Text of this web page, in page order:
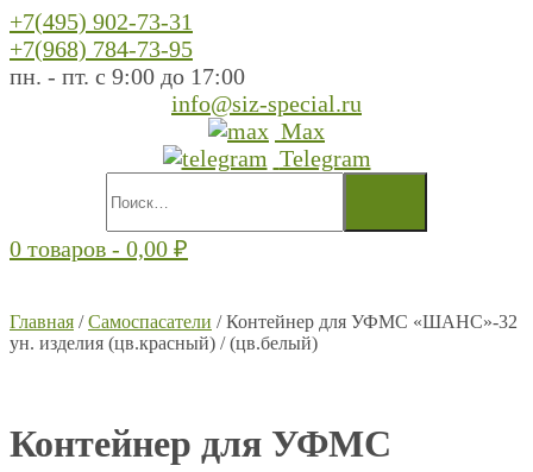
+7(495) 902-73-31
+7(968) 784-73-95
пн. - пт. с 9:00 до 17:00
info@siz-special.ru
Max
Telegram
0 товаров - 0,00 ₽
Главная /Самоспасатели / Контейнер для УФМС «ШАНС»-32
ун. изделия (цв.красный) / (цв.белый)
Контейнер для УФМС